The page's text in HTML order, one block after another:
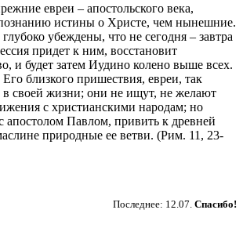
евреи – апостольского века,
истины о Христе, чем нынешние.
убеждены, что не сегодня – завтра
придет к ним, восстановит
и будет затем Иудино колено выше всех.
близкого пришествия, евреи, так
в своей жизни; они не ищут, не желают
с христианскими народам; но
апостолом Павлом, привить к древней
природные ее ветви. (Рим. 11, 23-
Последнее: 12.07. Спасибо!